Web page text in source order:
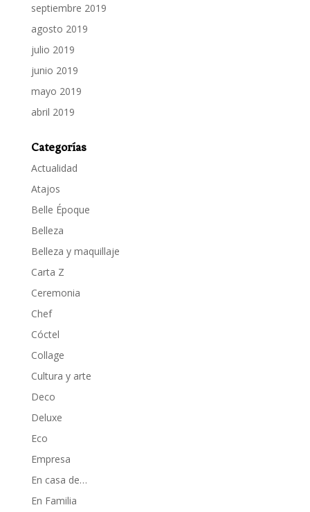
septiembre 2019
agosto 2019
julio 2019
junio 2019
mayo 2019
abril 2019
Categorías
Actualidad
Atajos
Belle Époque
Belleza
Belleza y maquillaje
Carta Z
Ceremonia
Chef
Cóctel
Collage
Cultura y arte
Deco
Deluxe
Eco
Empresa
En casa de…
En Familia